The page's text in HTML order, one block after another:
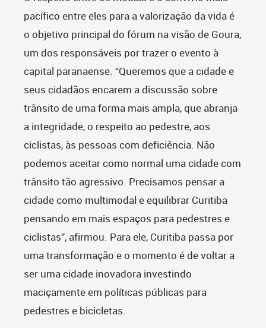
pacífico entre eles para a valorização da vida é
o objetivo principal do fórum na visão de Goura,
um dos responsáveis por trazer o evento à
capital paranaense. “Queremos que a cidade e
seus cidadãos encarem a discussão sobre
trânsito de uma forma mais ampla, que abranja
a integridade, o respeito ao pedestre, aos
ciclistas, às pessoas com deficiência. Não
podemos aceitar como normal uma cidade com
trânsito tão agressivo. Precisamos pensar a
cidade como multimodal e equilibrar Curitiba
pensando em mais espaços para pedestres e
ciclistas”, afirmou. Para ele, Curitiba passa por
uma transformação e o momento é de voltar a
ser uma cidade inovadora investindo
maciçamente em políticas públicas para
pedestres e bicicletas.